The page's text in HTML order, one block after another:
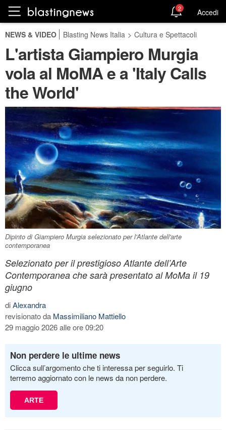
2 Accedi
NEWS & VIDEO Blasting News Italia > Cultura e Spettacoli
L'artista Giampiero Murgia
vola al MoMA e a 'Italy Calls
the World'
Dipinto di Giampiero Murgia selezionato per l'Atlante dell'arte
contemporanea
Selezionato per il prestigioso Atlante dell’Arte
Contemporanea che sarà presentato al MoMa il 19
giugno
diAlexandra
revisionato da Massimiliano Mattiello
29 maggio 2026 alle ore 09:20
Non perdere le ultime news
Clicca sull’argomento che ti interessa per seguirlo. Ti
terremo aggiornato con le news da non perdere.
ARTE